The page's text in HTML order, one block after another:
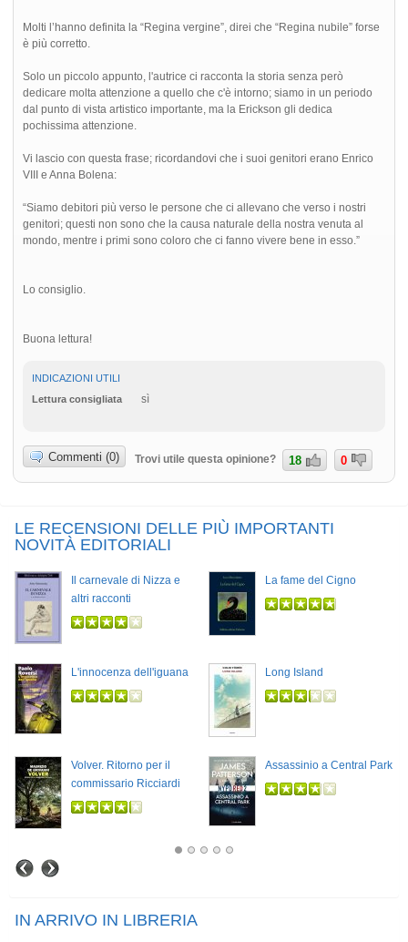
Molti l’hanno definita la “Regina vergine”, direi che “Regina nubile” forse
è più corretto.
Solo un piccolo appunto, l'autrice ci racconta la storia senza però
dedicare molta attenzione a quello che c'è intorno; siamo in un periodo
dal punto di vista artistico importante, ma la Erickson gli dedica
pochissima attenzione.
Vi lascio con questa frase; ricordandovi che i suoi genitori erano Enrico
VIII e Anna Bolena:
“Siamo debitori più verso le persone che ci allevano che verso i nostri
genitori; questi non sono che la causa naturale della nostra venuta al
mondo, mentre i primi sono coloro che ci fanno vivere bene in esso.”
Lo consiglio.
Buona lettura!
INDICAZIONI UTILI
Lettura consigliata
sì
Commenti (0) Trovi utile questa opinione? 18 0
LE RECENSIONI DELLE PIÙ IMPORTANTI
NOVITÀ EDITORIALI
Il carnevale di Nizza e
altri racconti
La fame del Cigno
L'innocenza dell'iguana Long Island
Volver. Ritorno per il
commissario Ricciardi
Assassinio a Central Park
IN ARRIVO IN LIBRERIA